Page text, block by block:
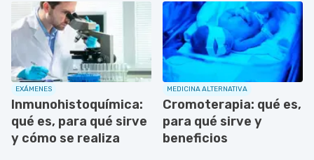
EXÁMENES
Inmunohistoquímica:
qué es, para qué sirve
y cómo se realiza
MEDICINA ALTERNATIVA
Cromoterapia: qué es,
para qué sirve y
beneficios